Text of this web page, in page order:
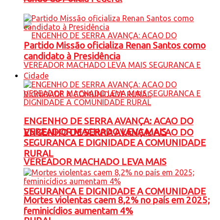
ENGENHO DE SERRA AVANÇA: ACAO DO
VEREADOR MACHADO LEVA MAIS
SEGURANCA E DIGNIDADE A COMUNIDADE
Partido Missão oficializa Renan Santos como
candidato à Presidência
Cidade
ENGENHO DE SERRA AVANÇA: ACAO DO
VEREADOR MACHADO LEVA MAIS
SEGURANCA E DIGNIDADE A COMUNIDADE
RURAL
Mortes violentas caem 8,2% no país em 2025;
feminicídios aumentam 4%